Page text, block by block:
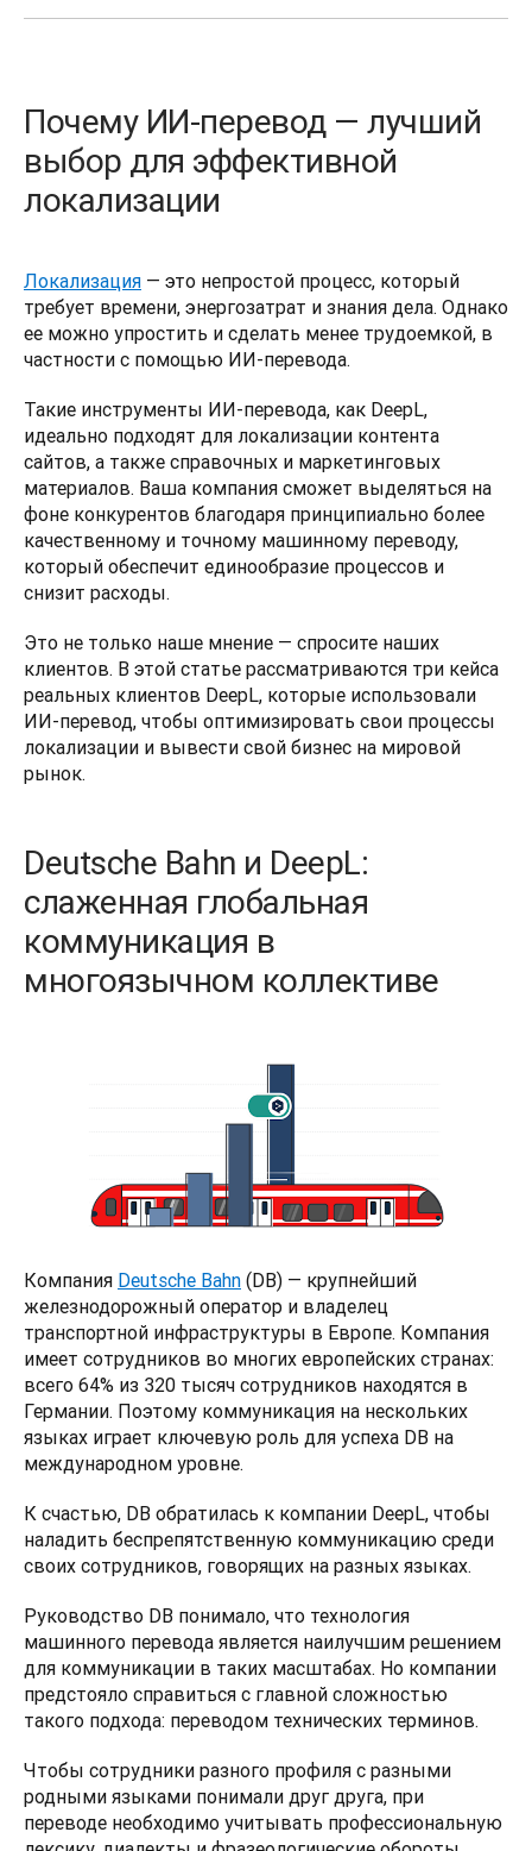
Почему ИИ-перевод — лучший
выбор для эффективной
локализации
Локализация — это непростой процесс, который
требует времени, энергозатрат и знания дела. Однако
ее можно упростить и сделать менее трудоемкой, в
частности с помощью ИИ-перевода.
Такие инструменты ИИ-перевода, как DeepL,
идеально подходят для локализации контента
сайтов, а также справочных и маркетинговых
материалов. Ваша компания сможет выделяться на
фоне конкурентов благодаря принципиально более
качественному и точному машинному переводу,
который обеспечит единообразие процессов и
снизит расходы.
Это не только наше мнение — спросите наших
клиентов. В этой статье рассматриваются три кейса
реальных клиентов DeepL, которые использовали
ИИ-перевод, чтобы оптимизировать свои процессы
локализации и вывести свой бизнес на мировой
рынок.
Deutsche Bahn и DeepL:
слаженная глобальная
коммуникация в
многоязычном коллективе
Компания Deutsche Bahn (DB) — крупнейший
железнодорожный оператор и владелец
транспортной инфраструктуры в Европе. Компания
имеет сотрудников во многих европейских странах:
всего 64% из 320 тысяч сотрудников находятся в
Германии. Поэтому коммуникация на нескольких
языках играет ключевую роль для успеха DB на
международном уровне.
К счастью, DB обратилась к компании DeepL, чтобы
наладить беспрепятственную коммуникацию среди
своих сотрудников, говорящих на разных языках.
Руководство DB понимало, что технология
машинного перевода является наилучшим решением
для коммуникации в таких масштабах. Но компании
предстояло справиться с главной сложностью
такого подхода: переводом технических терминов.
Чтобы сотрудники разного профиля с разными
родными языками понимали друг друга, при
переводе необходимо учитывать профессиональную